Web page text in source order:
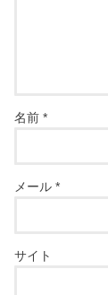
名前*
メール*
サイト